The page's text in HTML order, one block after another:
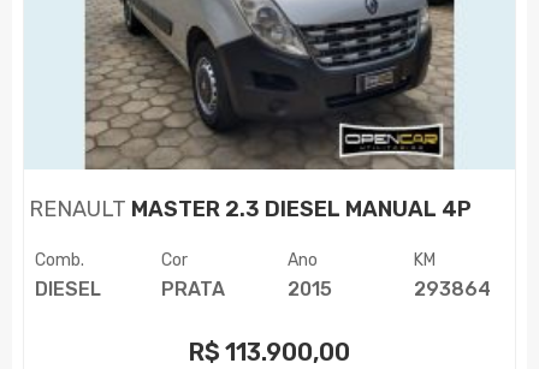
RENAULT MASTER 2.3 DIESEL MANUAL 4P
Comb.
DIESEL
Cor
PRATA
Ano
2015
KM
293864
R$ 113.900,00